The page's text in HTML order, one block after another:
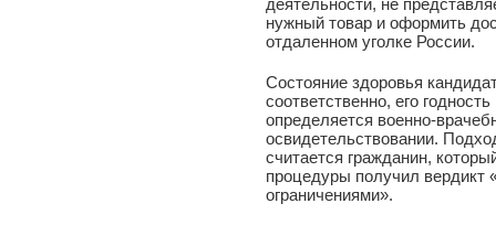
деятельности, не
нужный товар и оформить
отдаленном уголке России.
Состояние здоровья
соответственно, его
определяется военно-
освидетельствовании.
считается гражданин,
процедуры получил вердикт
ограничениями».